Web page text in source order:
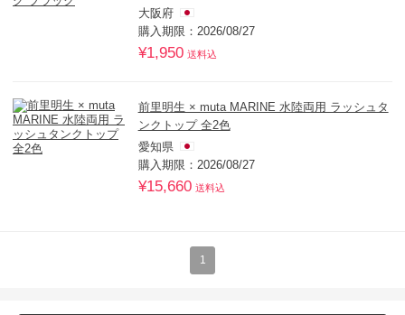
大阪府
購入期限：2026/08/27
¥1,950 送料込
前里明生 × muta MARINE 水陸両用 ラッシュタ
ンクトップ 全2色
愛知県
購入期限：2026/08/27
¥15,660 送料込
1